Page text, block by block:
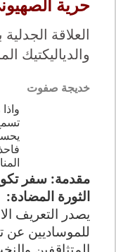
حرية
العلاقة
والدياليكتيك
خديجة صفوت
مقدمة: سفر
الثورة المضادة:
يصدر التعريف
للموساديين عن